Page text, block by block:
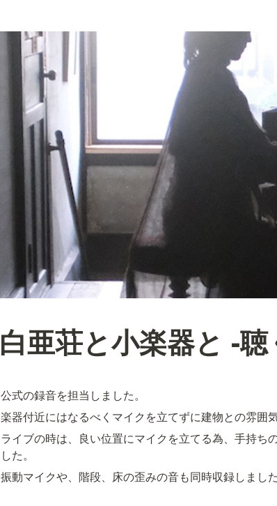
白亜荘と小楽器と -
公式の録音を担当しました。
楽器付近にはなるべくマイクを立てずに建物との雰囲
ライブの時は、良い位置にマイクを立てる為、手持ち
した。
振動マイクや、階段、床の歪みの音も同時収録しました